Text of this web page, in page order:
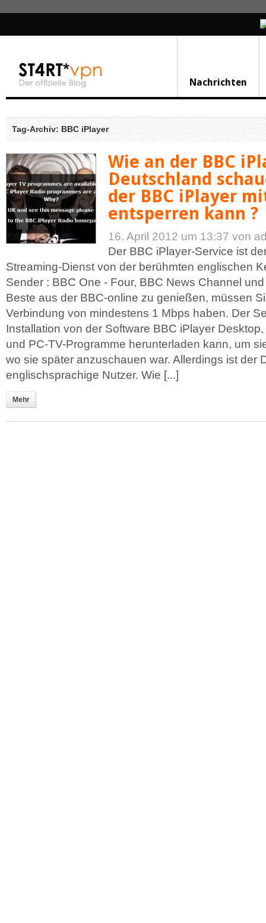
Nachrichten
Tag-Archiv: BBC iPlayer
Wie an der BBC
Deutschland
der BBC iPlayer
entsperren kann ?
16. April 2012 um 13:37 von
Der BBC iPlayer-Service ist
Streaming-Dienst von der berühmten englischen
Sender : BBC One - Four, BBC News Channel
Beste aus der BBC-online zu genießen, müssen
Verbindung von mindestens 1 Mbps haben. Der
Installation von der Software BBC iPlayer
und PC-TV-Programme herunterladen kann, um
wo sie später anzuschauen war. Allerdings ist der
englischsprachige Nutzer. Wie [...]
Mehr